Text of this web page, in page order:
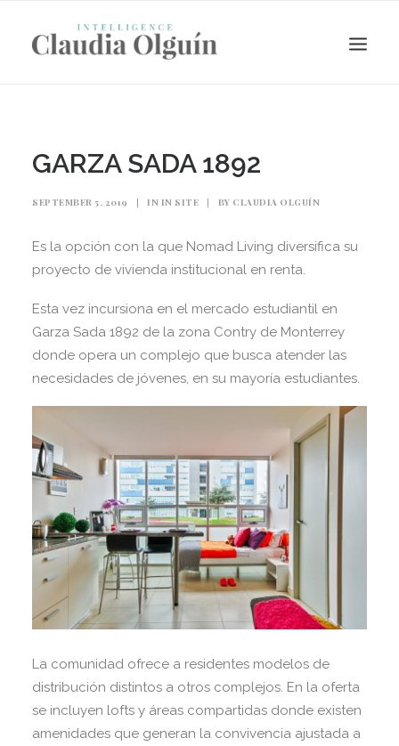
Search
GARZA SADA 1892
SEPTEMBER 5, 2019 | IN IN SITE | BY CLAUDIA OLGUÍN
Es la opción con la que Nomad Living diversifica su
proyecto de vivienda institucional en renta.
Esta vez incursiona en el mercado estudiantil en
Garza Sada 1892 de la zona Contry de Monterrey
donde opera un complejo que busca atender las
necesidades de jóvenes, en su mayoría estudiantes.
La comunidad ofrece a residentes modelos de
distribución distintos a otros complejos. En la oferta
se incluyen lofts y áreas compartidas donde existen
amenidades que generan la convivencia ajustada a